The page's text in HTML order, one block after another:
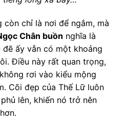
còn chỉ là nơi để ngắm, mà
Chân buồn nghĩa là
ấy vẫn có một khoảng
Điều này rất quan trọng,
rơi vào kiểu mộng
Cõi đẹp của Thế Lữ luôn
lên, khiến nó trở nên